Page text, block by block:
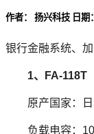
作者： 扬兴科技 日期
银行金融系统、
1、FA-118T
原产国家：日
负载电容：